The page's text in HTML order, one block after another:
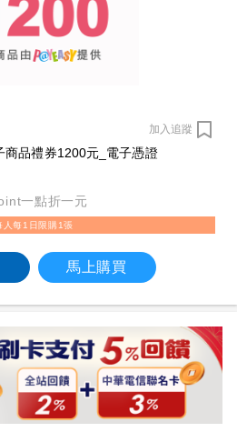
加入追蹤
商品禮券1200元_電子憑證
一點折一元
人每1日限購1張
馬上購買